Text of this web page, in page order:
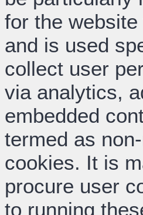
for the
and is used
collect user
via analytics,
embedded
termed as
cookies. It is
procure user
to running